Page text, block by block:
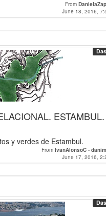
From
June 18, 2016,
ESTAMBUL.
y verdes de Estambul.
From IvanAlonsoC -
June 17, 2016,